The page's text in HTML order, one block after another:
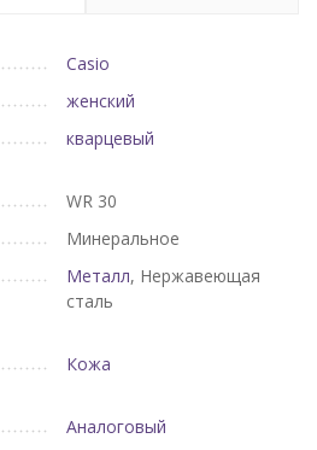
Casio
женский
кварцевый
WR 30
Минеральное
Металл, Нержавеющая
сталь
Кожа
Аналоговый